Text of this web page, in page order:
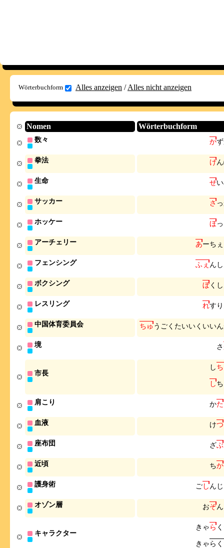
Wörterbuchform Alles anzeigen /Alles nicht anzeigen
Nomen Wörterbuchform
数々 かず
拳法 けん
生命 せい
サッカー さっ
ホッケー ほっ
アーチェリー あーち ぇ
フェンシング ふ ぇん し
ボクシング ぼく し
レスリング れす り
中国体育委員会 ちゅう ごく たいいく いいん
境 さ
市長
しち
しち
肩こり かた
血液 けつ
座布団 ざぶ
近頃 ちか
護身術 ごしん じ
オゾン層 おぞん
キャラクター
き ゃらく
き ゃら く